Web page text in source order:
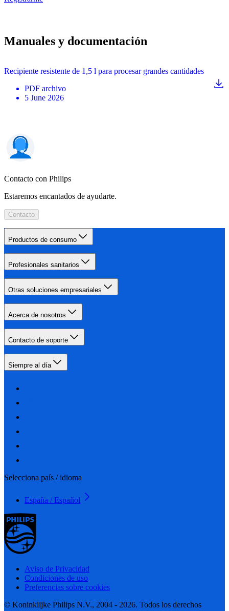
Manuales y documentación
Recipiente resistente de 1,5 l para procesar grandes cantidades
PDF archivo
5 June 2026
Contacto con Philips
Estaremos encantados de ayudarte.
Contacto
Productos de consumo
Profesionales sanitarios
Otras soluciones empresariales
Acerca de nosotros
Contacto de soporte
Siempre al día
Selecciona país / idioma
España / Español
Aviso de Privacidad
Condiciones de uso
Preferencias sobre cookies
© Koninklijke Philips N.V., 2004 - 2026. Todos los derechos